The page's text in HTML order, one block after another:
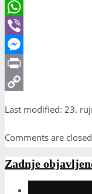
Gmail
WhatsApp
Viber
Messenger
Print
Last modified: 23.
Comments are
Zadnje